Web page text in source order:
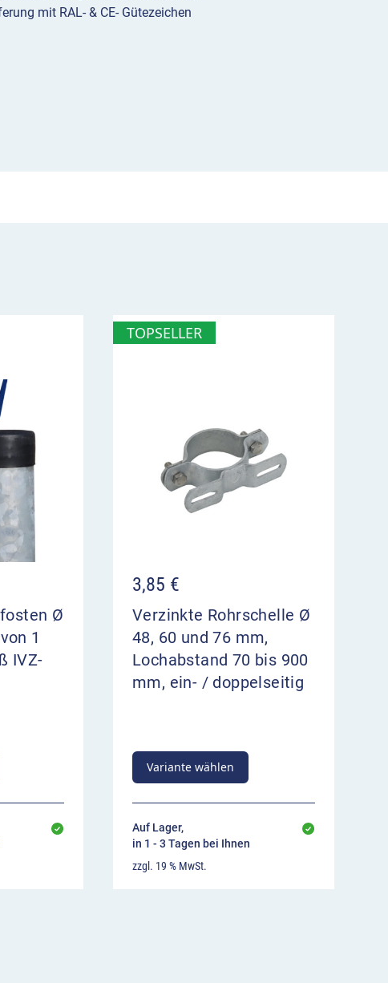
mit RAL- & CE- Gütezeichen
Ø
1
IVZ-
TOPSELLER
3,85 €
Verzinkte Rohrschelle Ø
48, 60 und 76 mm,
Lochabstand 70 bis 900
mm, ein- / doppelseitig
Variante wählen
Auf Lager,
in 1 - 3 Tagen bei Ihnen
zzgl. 19 % MwSt.